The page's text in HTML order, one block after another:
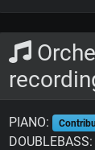
PIANO:
DOUBLEBASS: